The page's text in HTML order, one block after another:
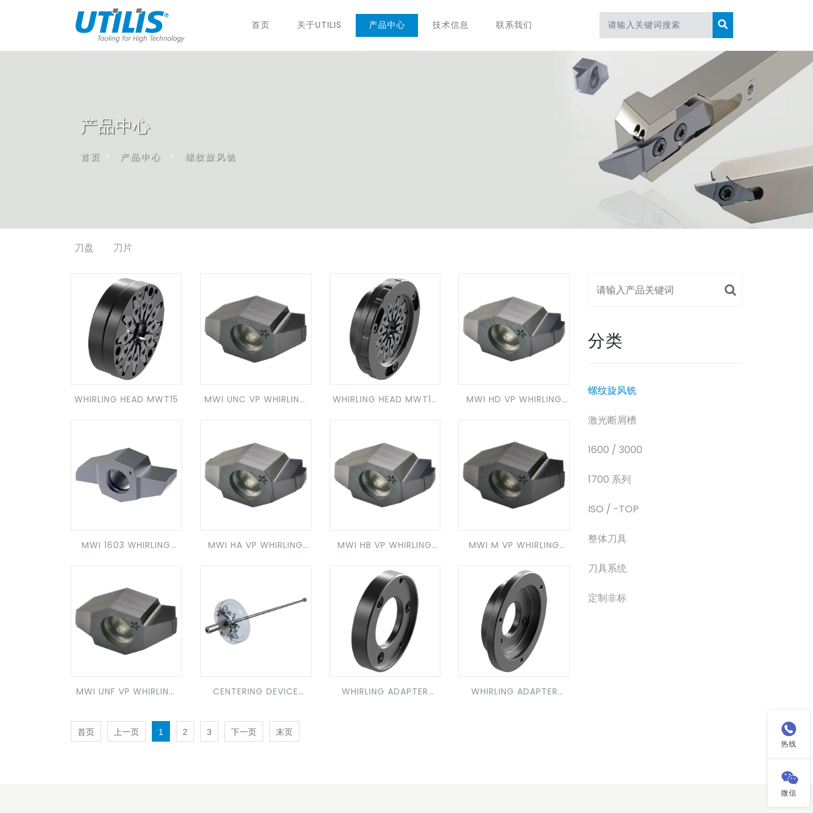
首页 关于UTILIS 产品中心 技术信息 联系我们
产品中心
首页 > 产品中心 > 螺纹旋风铣
刀盘 刀片
WHIRLING HEAD MWT15
MWI UNC VP WHIRLING
WHIRLING HEAD MWT15
MWI HD VP WHIRLING
MWI 1603 WHIRLING
MWI HA VP WHIRLING
MWI HB VP WHIRLING
MWI M VP WHIRLING
MWI UNF VP WHIRLING
CENTERING DEVICE
WHIRLING ADAPTER
WHIRLING ADAPTER
首页 上一页 1 2 3 下一页 末页
分类
螺纹旋风铣
激光断屑槽
1600 / 3000
1700 系列
ISO / -TOP
整体刀具
刀具系统
定制非标

热线

微信